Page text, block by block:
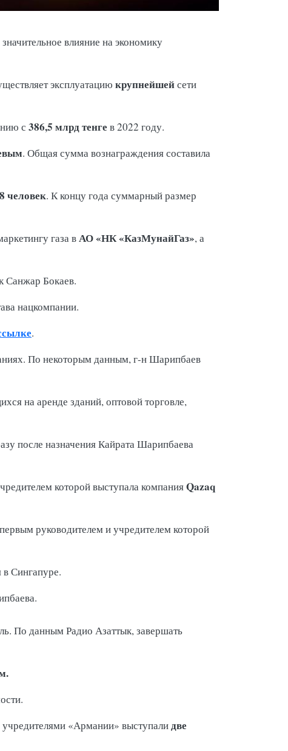
влияние на экономику
эксплуатацию крупнейшейсети
с 386,5 млрд тенге в 2022 году.
. Общая сумма вознаграждения составила
8 человек. К концу года суммарный размер
газа вАО «НК «КазМунайГаз», а
Санжар Бокаев.
нацкомпании.
.
По некоторым данным, г-н Шарипбаев
на аренде зданий, оптовой торговле,
после назначения Кайрата Шарипбаева
которой выступала компанияQazaq
руководителем и учредителем которой
в Сингапуре.
По данным Радио Азаттык, завершать
«Армании» выступалидве